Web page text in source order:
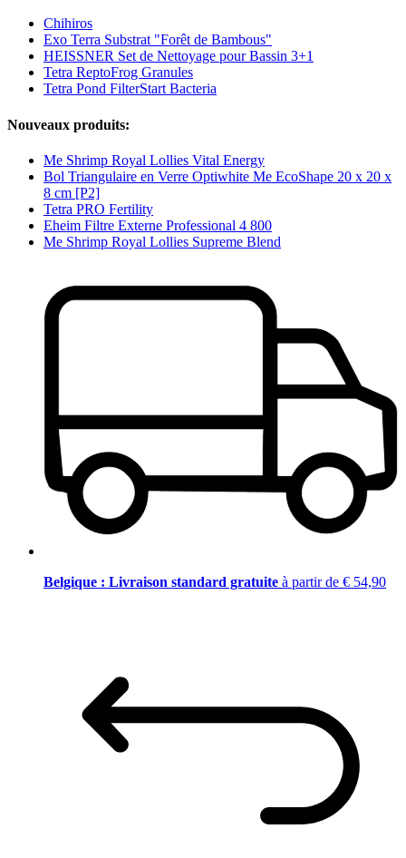
Chihiros
Exo Terra Substrat "Forêt de Bambous"
HEISSNER Set de Nettoyage pour Bassin 3+1
Tetra ReptoFrog Granules
Tetra Pond FilterStart Bacteria
Nouveaux produits:
Me Shrimp Royal Lollies Vital Energy
Bol Triangulaire en Verre Optiwhite Me EcoShape 20 x 20 x
8 cm [P2]
Tetra PRO Fertility
Eheim Filtre Externe Professional 4 800
Me Shrimp Royal Lollies Supreme Blend
Belgique : Livraison standard gratuite à partir de € 54,90